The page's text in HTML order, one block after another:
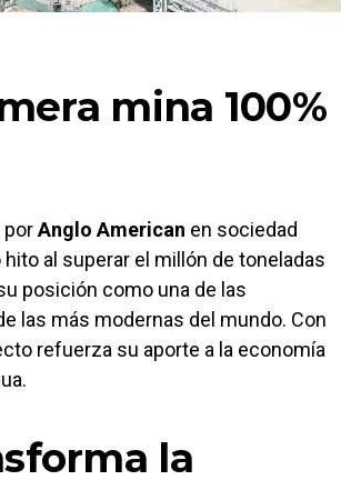
mina 100%
porAnglo American en sociedad
hito al superar el millón de toneladas
posición como una de las
las más modernas del mundo. Con
refuerza su aporte a la economía
la